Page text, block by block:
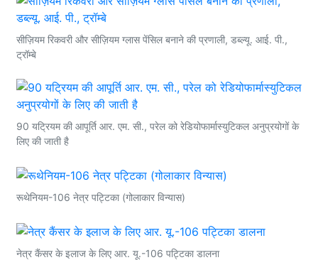
सीज़ियम रिकवरी और सीज़ियम ग्लास पेंसिल बनाने की प्रणाली, डब्ल्यू. आई. पी.,
ट्रॉम्बे
90 यट्रियम की आपूर्ति आर. एम. सी., परेल को रेडियोफार्मास्युटिकल अनुप्रयोगों के
लिए की जाती है
रूथेनियम-106 नेत्र पट्टिका (गोलाकार विन्यास)
नेत्र कैंसर के इलाज के लिए आर. यू.-106 पट्टिका डालना